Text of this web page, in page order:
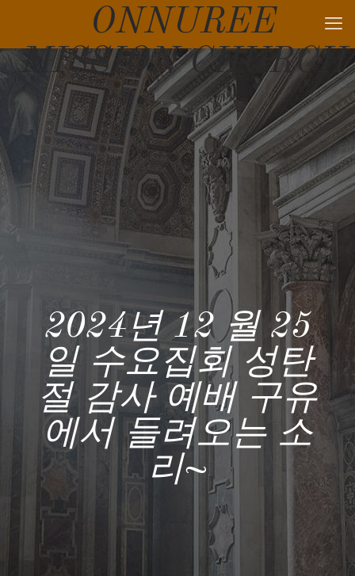
ONNUREE
MISSION CHURCH
2024년 12 월 25
일 수요집회 성탄
절 감사 예배 구유
에서 들려오는 소
리~